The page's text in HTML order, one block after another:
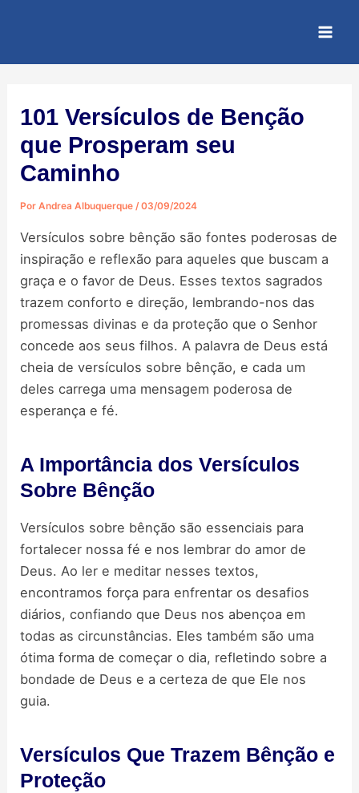
101 Versículos de Benção
que Prosperam seu
Caminho
PorAndrea Albuquerque/03/09/2024
Versículos sobre bênção são fontes poderosas de
inspiração e reflexão para aqueles que buscam a
graça e o favor de Deus. Esses textos sagrados
trazem conforto e direção, lembrando-nos das
promessas divinas e da proteção que o Senhor
concede aos seus filhos. A palavra de Deus está
cheia de versículos sobre bênção, e cada um
deles carrega uma mensagem poderosa de
esperança e fé.
A Importância dos Versículos
Sobre Bênção
Versículos sobre bênção são essenciais para
fortalecer nossa fé e nos lembrar do amor de
Deus. Ao ler e meditar nesses textos,
encontramos força para enfrentar os desafios
diários, confiando que Deus nos abençoa em
todas as circunstâncias. Eles também são uma
ótima forma de começar o dia, refletindo sobre a
bondade de Deus e a certeza de que Ele nos
guia.
Versículos Que Trazem Bênção e
Proteção